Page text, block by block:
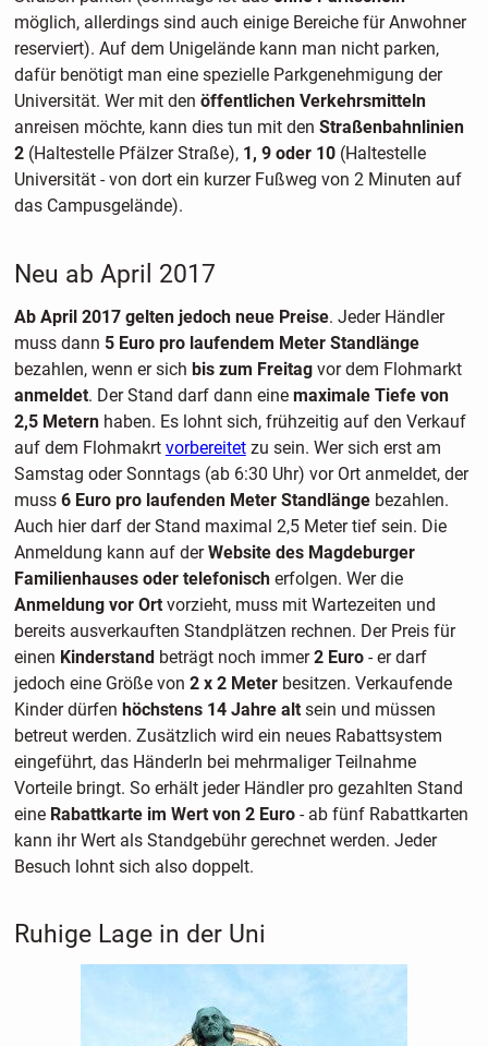
möglich, allerdings sind auch einige Bereiche für Anwohner
reserviert). Auf dem Unigelände kann man nicht parken,
dafür benötigt man eine spezielle Parkgenehmigung der
Universität. Wer mit den öffentlichen Verkehrsmitteln
anreisen möchte, kann dies tun mit den Straßenbahnlinien
2(Haltestelle Pfälzer Straße), 1, 9 oder 10(Haltestelle
Universität - von dort ein kurzer Fußweg von 2 Minuten auf
das Campusgelände).
Neu ab April 2017
Ab April 2017 gelten jedoch neue Preise. Jeder Händler
muss dann 5 Euro pro laufendem Meter Standlänge
bezahlen, wenn er sich bis zum Freitagvor dem Flohmarkt
anmeldet. Der Stand darf dann eine maximale Tiefe von
2,5 Meternhaben. Es lohnt sich, frühzeitig auf den Verkauf
auf dem Flohmakrt vorbereitetzu sein. Wer sich erst am
Samstag oder Sonntags (ab 6:30 Uhr) vor Ort anmeldet, der
muss 6 Euro pro laufenden Meter Standlängebezahlen.
Auch hier darf der Stand maximal 2,5 Meter tief sein. Die
Anmeldung kann auf derWebsite des Magdeburger
Familienhauses oder telefonischerfolgen. Wer die
Anmeldung vor Ortvorzieht, muss mit Wartezeiten und
bereits ausverkauften Standplätzen rechnen. Der Preis für
einen Kinderstandbeträgt noch immer2 Euro- er darf
jedoch eine Größe von 2 x 2 Meterbesitzen. Verkaufende
Kinder dürfen höchstens 14 Jahre altsein und müssen
betreut werden. Zusätzlich wird ein neues Rabattsystem
eingeführt, das Händerln bei mehrmaliger Teilnahme
Vorteile bringt. So erhält jeder Händler pro gezahlten Stand
eine Rabattkarte im Wert von 2 Euro- ab fünf Rabattkarten
kann ihr Wert als Standgebühr gerechnet werden. Jeder
Besuch lohnt sich also doppelt.
Ruhige Lage in der Uni